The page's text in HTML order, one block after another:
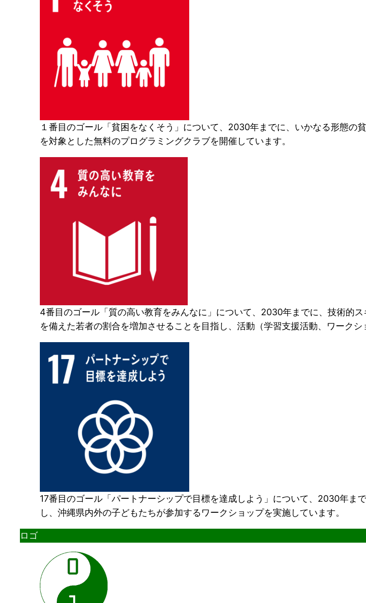
１番目のゴール「貧困をなくそう」について、2030年までに、いかなる形態の
を対象とした無料のプログラミングクラブを開催しています。
4番目のゴール「質の高い教育をみんなに」について、2030年までに、技術的
を備えた若者の割合を増加させることを目指し、活動（学習支援活動、ワーク
17番目のゴール「パートナーシップで目標を達成しよう」について、2030年ま
し、沖縄県内外の子どもたちが参加するワークショップを実施しています。
ロゴ